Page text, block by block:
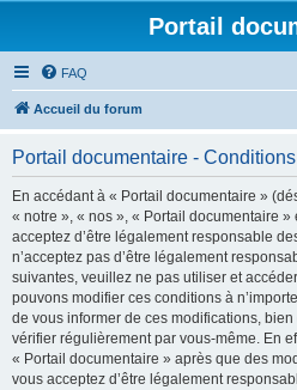
Portail
FAQ
Accueil du forum
Portail documentaire -
En accédant à « Portail documentaire »
« notre », « nos », « Portail documentaire
acceptez d’être légalement responsable
n’acceptez pas d’être légalement
suivantes, veuillez ne pas utiliser et
pouvons modifier ces conditions à
de vous informer de ces modifications,
vérifier régulièrement par vous-même. En
« Portail documentaire » après que des
vous acceptez d’être légalement